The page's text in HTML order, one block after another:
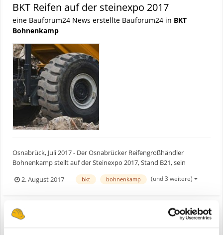
BKT Reifen auf der steinexpo 2017
eine Bauforum24 News erstellte Bauforum24 in BKT
Bohnenkamp
Osnabrück, Juli 2017 - Der Osnabrücker Reifengroßhändler
Bohnenkamp stellt auf der Steinexpo 2017, Stand B21, sein
Produktportfolio für den EM-Bereich vor. Den Schwerpunkt bilden
die Produkte des Premiumpartners BKT sowie ein mit BKT SR 41
2. August 2017 bkt bohnenkamp (und 3 weitere)